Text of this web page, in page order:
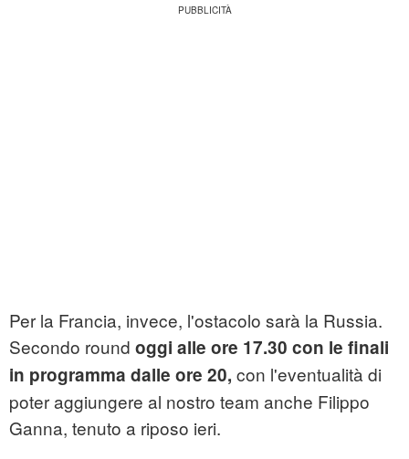
Per la Francia, invece, l'ostacolo sarà la Russia.
Secondo round oggi alle ore 17.30 con le finali
in programma dalle ore 20, con l'eventualità di
poter aggiungere al nostro team anche Filippo
Ganna, tenuto a riposo ieri.